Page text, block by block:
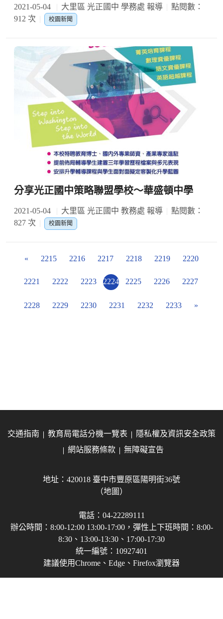
2021-05-04 大里區 光正國中 學務處 報導
點閱數：
912 次
校園新聞
分享光正國中策略聯盟學校～華盛頓中學
2021-05-04 大里區 光正國中 教務處 報導
點閱數：
827 次
校園新聞
« 2215 2216 2217 2218 2219 2220
2221 2222 2223 2224 2225 2226 2227
2228 2229 2230 2231 2232 2233 »
交通指南 教育局電話分機一覽表
隱私權及資訊安全政策
網站服務條款
無障礙宣告
地址：420018 臺中市豐原區陽明街36號
（地圖）
電話：04-22289111
辦公時間：8:00-12:00 13:00-17:00，彈性上下班時間：8:00-
8:30、13:00-13:30、17:00-17:30
統一編號：10927401
建議使用Chrome、Edge、Firefox瀏覽器